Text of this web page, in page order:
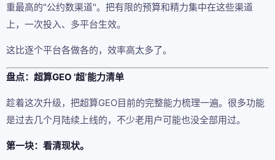
重最高的"公约数渠道"。把有限的预算和精力集中在这些渠道
上，一次投入、多平台生效。
这比逐个平台各做各的，效率高太多了。
盘点：超算GEO ’超‘能力清单
趁着这次升级，把超算GEO目前的完整能力梳理一遍。很多功能
是过去几个月陆续上线的，不少老用户可能也没全部用过。
第一块：看清现状。